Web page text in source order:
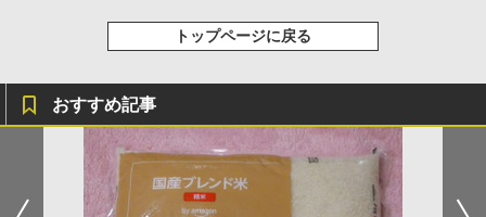
トップページに戻る
おすすめ記事